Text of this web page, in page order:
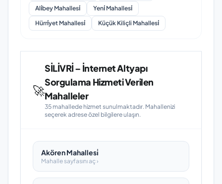
Ali̇bey Mahallesi̇
Yeni̇ Mahallesi̇
Hürri̇yet Mahallesi̇
Küçük Kiliçli Mahallesi̇
🚀
SİLİVRİ – İnternet Altyapı
Sorgulama Hizmeti Verilen
Mahalleler
35 mahallede hizmet sunulmaktadır. Mahallenizi
seçerek adrese özel bilgilere ulaşın.
Akören Mahallesi̇
Mahalle sayfasını aç ›